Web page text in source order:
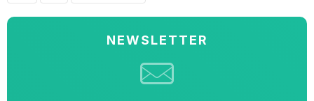
NEWSLETTER